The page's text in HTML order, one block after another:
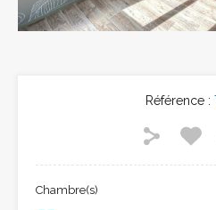
Référence :
Chambre(s)